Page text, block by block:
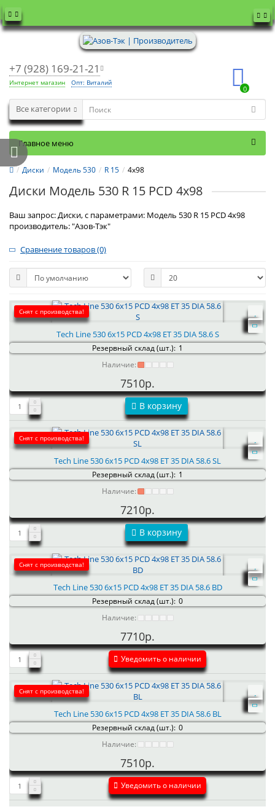
+7 (928) 169-21-21
Интернет магазин Опт: Виталий
0
Все категории
Главное меню
Диски Модель 530 R 15 4x98
Диски Модель 530 R 15 PCD 4x98
Ваш запрос: Диски, с параметрами: Модель 530 R 15 PCD 4x98
производитель: "Азов-Тэк"
Сравнение товаров (0)
Снят с производства!
Tech Line 530 6x15 PCD 4x98 ET 35 DIA 58.6 S
Резервный склад (шт.): 1
Наличие:
7510р.
В корзину
Снят с производства!
Tech Line 530 6x15 PCD 4x98 ET 35 DIA 58.6 SL
Резервный склад (шт.): 1
Наличие:
7210р.
В корзину
Снят с производства!
Tech Line 530 6x15 PCD 4x98 ET 35 DIA 58.6 BD
Резервный склад (шт.): 0
Наличие:
7710р.
Уведомить о наличии
Снят с производства!
Tech Line 530 6x15 PCD 4x98 ET 35 DIA 58.6 BL
Резервный склад (шт.): 0
Наличие:
7510р.
Уведомить о наличии